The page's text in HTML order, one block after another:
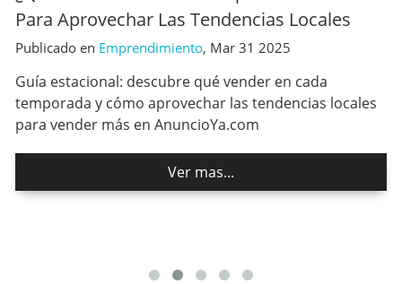
Para Aprovechar Las Tendencias Locales
Publicado en Emprendimiento, Mar 31 2025
Guía estacional: descubre qué vender en cada
temporada y cómo aprovechar las tendencias locales
para vender más en AnuncioYa.com
Ver mas...